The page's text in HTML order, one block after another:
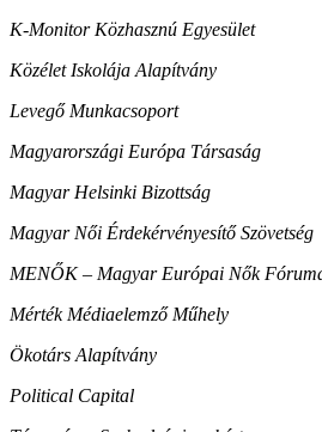
K-Monitor Közhasznú Egyesület
Közélet Iskolája Alapítvány
Levegő Munkacsoport
Magyarországi Európa Társaság
Magyar Helsinki Bizottság
Magyar Női Érdekérvényesítő Szövetség
MENŐK – Magyar Európai Nők
Mérték Médiaelemző Műhely
Ökotárs Alapítvány
Political Capital